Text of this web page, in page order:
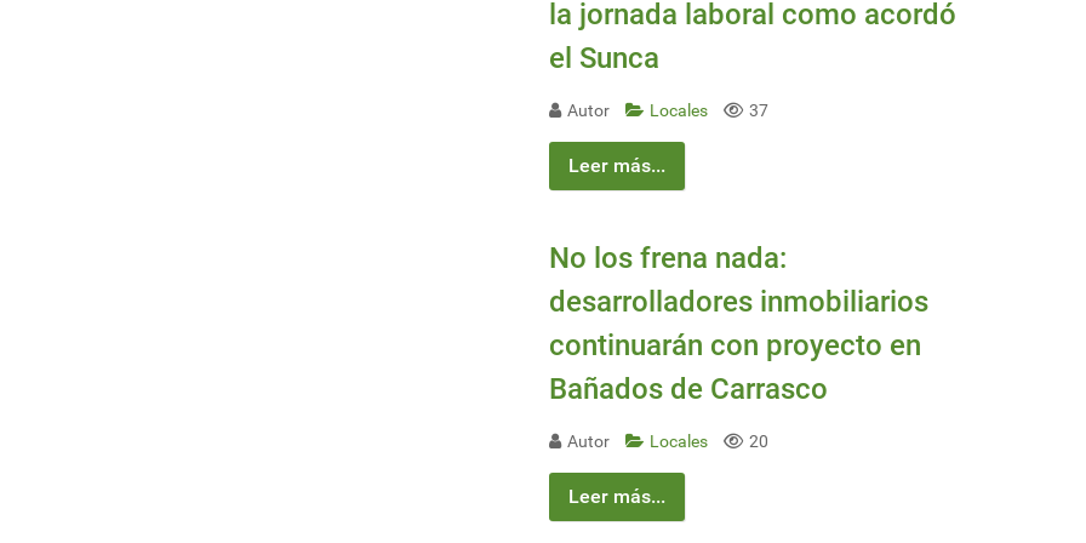
en Paysandú: alertan que planta de combustible de HIF Global tendrá impactos socioambientales
vota para prohibir "cualquier tipo de edificación" en la zona; propietarios del predio presentaron recurso contra resolución de
la jornada laboral como acordó
el Sunca
Autor Locales 37
Leer más...
No los frena nada:
desarrolladores inmobiliarios
continuarán con proyecto en
Bañados de Carrasco
Autor Locales 20
Leer más...